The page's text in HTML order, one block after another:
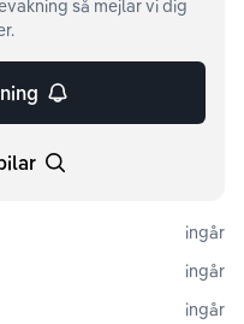
så mejlar vi dig
ingår
ingår
ingår